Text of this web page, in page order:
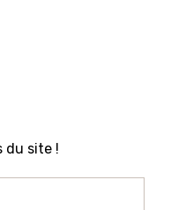
du site !